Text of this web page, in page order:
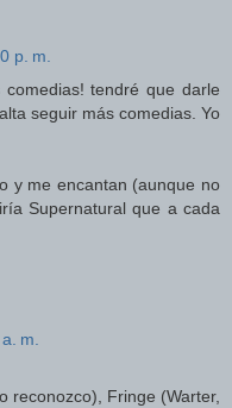
p. m.
tendré que darle
seguir más comedias. Yo
y me encantan (aunque no
Supernatural que a cada
m.
reconozco), Fringe (Warter,